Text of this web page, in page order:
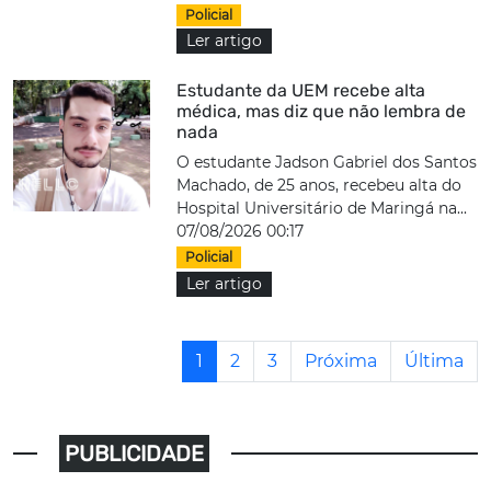
Policial
Ler artigo
Estudante da UEM recebe alta
médica, mas diz que não lembra de
nada
O estudante Jadson Gabriel dos Santos
Machado, de 25 anos, recebeu alta do
Hospital Universitário de Maringá na...
07/08/2026 00:17
Policial
Ler artigo
1 2 3 Próxima Última
PUBLICIDADE